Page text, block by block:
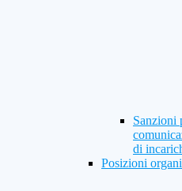
Sanzioni
di
Posizioni